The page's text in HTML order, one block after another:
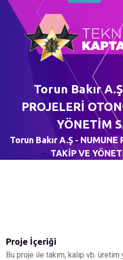
Torun Bakır
PROJELERİ
YÖNETİM
Torun Bakır A.Ş - NUMUNE
TAKİP VE
Proje İçeriği
Bu proje ile takım, kalıp vb. üretim